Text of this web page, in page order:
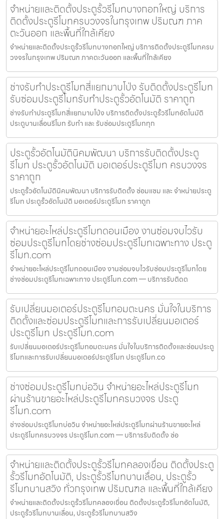
จำหน่ายและติดตั้งประตูรั้วรีโมทบางกอกใหญ่ บริการ
ติดตั้งประตูรีโมทครบวงจรในกรุงเทพ ปริมณฑ ภาค
ตะวันออก และพื้นที่ใกล้เคียง
จำหน่ายและติดตั้งประตูรั้วรีโมทบางกอกใหญ่ บริการติดตั้งประตูรีโมทครบ
วงจรในกรุงเทพ ปริมณฑ ภาคตะวันออก และพื้นที่ใกล้เคียง
ช่างรับทำประตูรีโมทสี่แยกมาบโป่ง รับติดตั้งประตูรีโมท
รับซ่อมประตูรีโมทรับทำประตูรั้วอัตโนมัติ ราคาถูก
ช่างรับทำประตูรีโมทสี่แยกมาบโป่ง บริการติดตั้งประตูรั้วรีโมทอัตโนมัติ
ประตูบานเลื่อนรีโมท รับทำ และ รับซ่อมประตูรีโมททุก
ประตูรั้วอัตโนมัตินิคมพัฒนา บริการรับติดตั้งประตู
รีโมท ประตูรั้วอัตโนมัติ มอเตอร์ประตูรีโมท ครบวงจร
ราคาถูก
ประตูรั้วอัตโนมัตินิคมพัฒนา บริการรับติดตั้ง ซ่อมแซม และ จำหน่ายประตู
รีโมท ประตูรั้วอัตโนมัติ มอเตอร์ประตูรีโมท ราคาถูก
จำหน่ายอะไหล่ประตูรีโมทดอนเมือง งานซ่อมจบไวรับ
ซ่อมประตูรีโมทโดยช่างซ่อมประตูรีโมทเฉพาะทาง ประตู
รีโมท.com
จำหน่ายอะไหล่ประตูรีโมทดอนเมือง งานซ่อมจบไวรับซ่อมประตูรีโมทโดย
ช่างซ่อมประตูรีโมทเฉพาะทาง ประตูรีโมท.com — บริการรับติดต
รับเปลี่ยนมอเตอร์ประตูรีโมทอมตะนคร มั่นใจในบริการ
ติดตั้งและซ่อมประตูรีโมทและการรับเปลี่ยนมอเตอร์
ประตูรีโมท ประตูรีโมท.com
รับเปลี่ยนมอเตอร์ประตูรีโมทอมตะนคร มั่นใจในบริการติดตั้งและซ่อมประตู
รีโมทและการรับเปลี่ยนมอเตอร์ประตูรีโมท ประตูรีโมท.co
ช่างซ่อมประตูรีโมทบ่อวิน จำหน่ายอะไหล่ประตูรีโมท
ผ่านร้านขายอะไหล่ประตูรีโมทครบวงจร ประตู
รีโมท.com
ช่างซ่อมประตูรีโมทบ่อวิน จำหน่ายอะไหล่ประตูรีโมทผ่านร้านขายอะไหล่
ประตูรีโมทครบวงจร ประตูรีโมท.com — บริการรับติดตั้ง ซ่อ
จำหน่ายและติดตั้งประตูรั้วรีโมทคลองเขื่อน ติดตั้งประตู
รั้วรีโมทอัตโนมัติ, ประตูรั้วรีโมทบานเลื่อน, ประตูรั้ว
รีโมทบานสวิง ทั่วกรุงเทพ ปริมณฑล และพื้นที่ใกล้เคียง
จำหน่ายและติดตั้งประตูรั้วรีโมทคลองเขื่อน ติดตั้งประตูรั้วรีโมทอัตโนมัติ,
ประตูรั้วรีโมทบานเลื่อน, ประตูรั้วรีโมทบานสวิง